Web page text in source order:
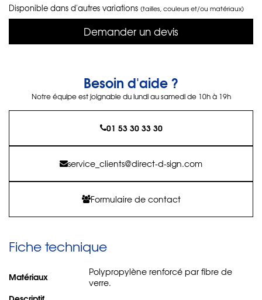
Disponible dans d'autres variations (tailles, couleurs et/ou matériaux)
Demander un devis
Besoin d'aide ?
Notre équipe est joignable du lundi au samedi de 10h à 19h
01 53 30 33 30
service_clients@direct-d-sign.com
Formulaire de contact
Fiche technique
Matériaux
Polypropylène renforcé par fibre de
verre.